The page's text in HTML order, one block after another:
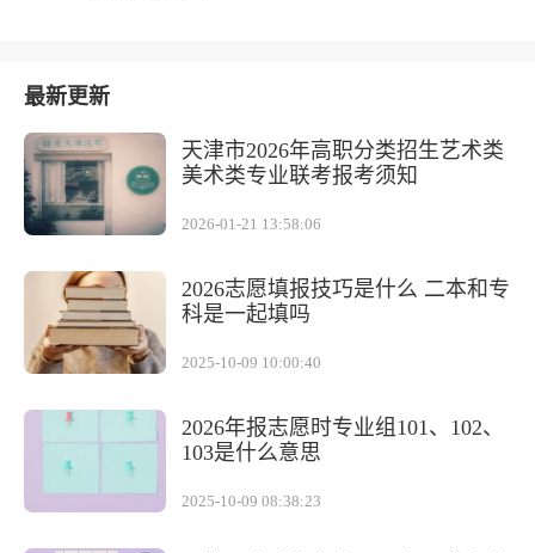
最新更新
天津市2026年高职分类招生艺术类
美术类专业联考报考须知
2026-01-21 13:58:06
2026志愿填报技巧是什么 二本和专
科是一起填吗
2025-10-09 10:00:40
2026年报志愿时专业组101、102、
103是什么意思
2025-10-09 08:38:23